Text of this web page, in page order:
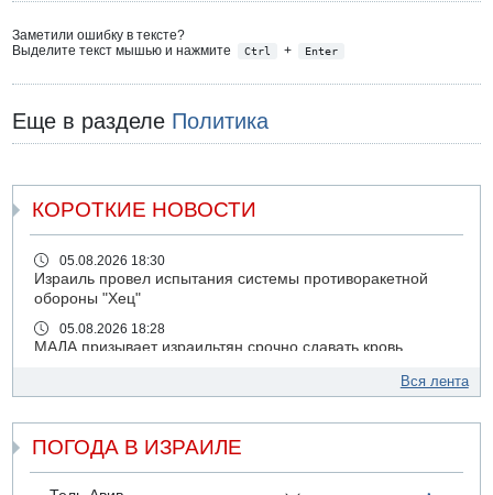
Заметили ошибку в тексте?
Выделите текст мышью и нажмите
Ctrl + Enter
Еще в разделе Политика
КОРОТКИЕ НОВОСТИ
05.08.2026 18:30
Израиль провел испытания системы противоракетной
обороны "Хец"
05.08.2026 18:28
МАДА призывает израильтян срочно сдавать кровь
Бывший посол Израиля в ООН Гилад Эрдан объявит в
05.08.2026 13:49
На севере Израиля на берег выбросило тело
Вся лента
ПОГОДА В ИЗРАИЛЕ